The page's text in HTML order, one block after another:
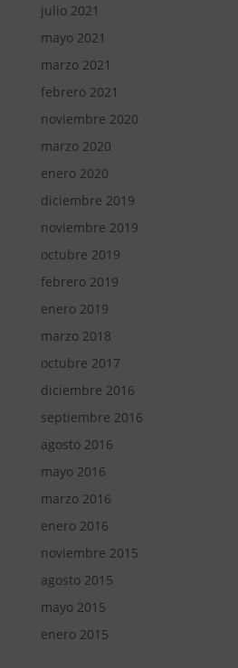
julio 2021
mayo 2021
marzo 2021
febrero 2021
noviembre 2020
marzo 2020
enero 2020
diciembre 2019
noviembre 2019
octubre 2019
febrero 2019
enero 2019
marzo 2018
octubre 2017
diciembre 2016
septiembre 2016
agosto 2016
mayo 2016
marzo 2016
enero 2016
noviembre 2015
agosto 2015
mayo 2015
enero 2015